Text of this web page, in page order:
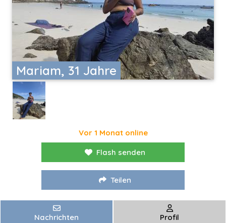
Mariam, 31 Jahre
Vor 1 Monat online
Flash senden
Teilen
Nachrichten Profil